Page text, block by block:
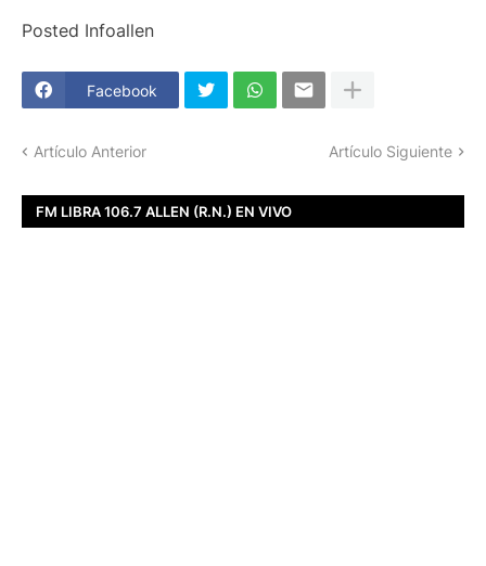
Posted Infoallen
Facebook
Artículo Anterior Artículo Siguiente
FM LIBRA 106.7 ALLEN (R.N.) EN VIVO